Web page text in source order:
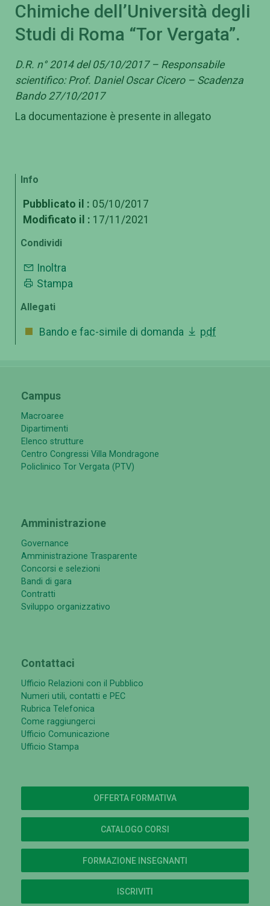
Chimiche dell’Università degli
Studi di Roma “Tor Vergata”.
D.R. n° 2014 del 05/10/2017 – Responsabile
scientifico: Prof. Daniel Oscar Cicero – Scadenza
Bando 27/10/2017
La documentazione è presente in allegato
Info
Pubblicato il : 05/10/2017
Modificato il : 17/11/2021
Condividi
Inoltra
Stampa
Allegati
Bando e fac-simile di domanda pdf
Campus
Macroaree
Dipartimenti
Elenco strutture
Centro Congressi Villa Mondragone
Policlinico Tor Vergata (PTV)
Amministrazione
Governance
Amministrazione Trasparente
Concorsi e selezioni
Bandi di gara
Contratti
Sviluppo organizzativo
Contattaci
Ufficio Relazioni con il Pubblico
Numeri utili, contatti e PEC
Rubrica Telefonica
Come raggiungerci
Ufficio Comunicazione
Ufficio Stampa
OFFERTA FORMATIVA
CATALOGO CORSI
FORMAZIONE INSEGNANTI
ISCRIVITI